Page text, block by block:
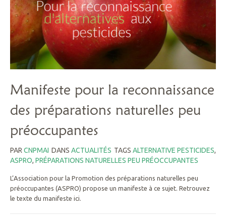
Manifeste pour la reconnaissance
des préparations naturelles peu
préoccupantes
PAR CNPMAI DANS ACTUALITÉS TAGS ALTERNATIVE PESTICIDES,
ASPRO, PRÉPARATIONS NATURELLES PEU PRÉOCCUPANTES
L’Association pour la Promotion des préparations naturelles peu
préoccupantes (ASPRO) propose un manifeste à ce sujet. Retrouvez
le texte du manifeste ici.